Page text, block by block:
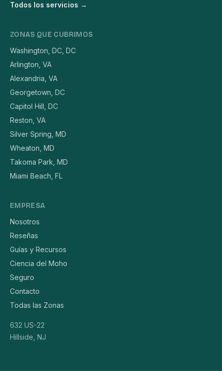
Todos los servicios →
ZONAS QUE CUBRIMOS
Washington, DC, DC
Arlington, VA
Alexandria, VA
Georgetown, DC
Capitol Hill, DC
Reston, VA
Silver Spring, MD
Wheaton, MD
Takoma Park, MD
Miami Beach, FL
EMPRESA
Nosotros
Reseñas
Guías y Recursos
Ciencia del Moho
Seguro
Contacto
Todas las Zonas
632 US-22
Hillside, NJ